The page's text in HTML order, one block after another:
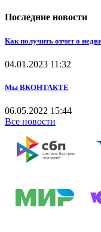
Последние новости
Как получить отчет о
04.01.2023 11:32
Мы ВКОНТАКТЕ
06.05.2022 15:44
Все новости